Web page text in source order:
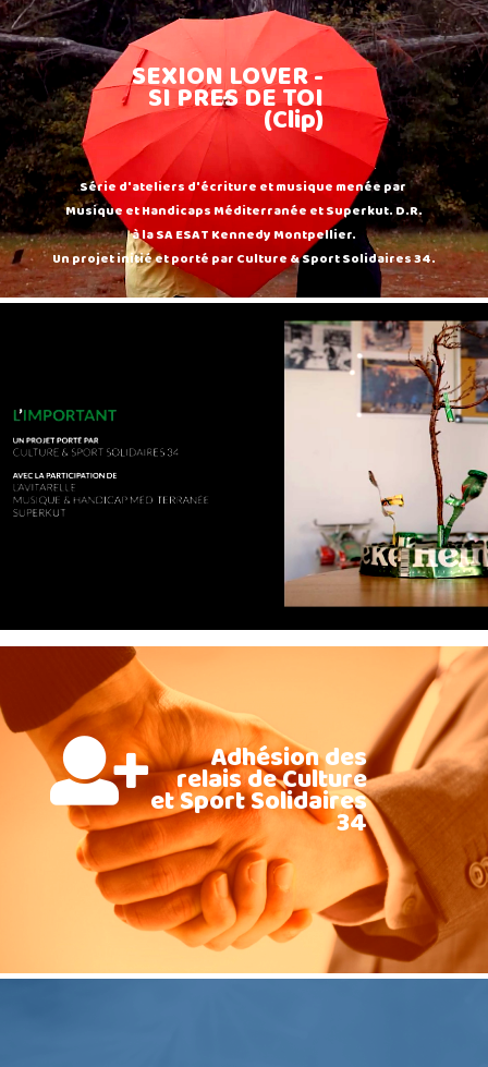
SEXION LOVER -
SI PRES DE TOI
(Clip)
Série d'ateliers d'écriture et musique menée par
Musique et Handicaps Méditerranée et Superkut. D.R.
à la SA ESAT Kennedy Montpellier.
Un projet initié et porté par Culture & Sport Solidaires 34.
Adhésion des
relais de Culture
et Sport Solidaires
34